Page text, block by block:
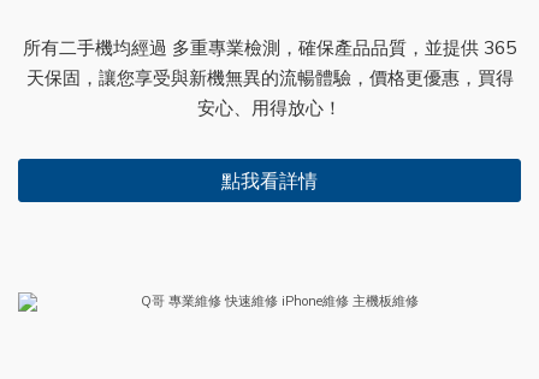
所有二手機均經過 多重專業檢測，確保產品品質，並提供 365
天保固，讓您享受與新機無異的流暢體驗，價格更優惠，買得
安心、用得放心！
點我看詳情